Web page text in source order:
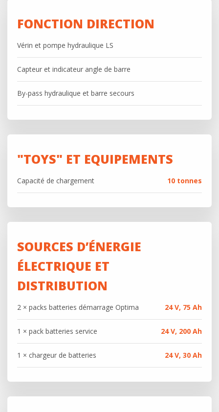
FONCTION DIRECTION
Vérin et pompe hydraulique LS
Capteur et indicateur angle de barre
By-pass hydraulique et barre secours
"TOYS" ET EQUIPEMENTS
Capacité de chargement 10 tonnes
SOURCES D’ÉNERGIE
ÉLECTRIQUE ET
DISTRIBUTION
2 × packs batteries démarrage Optima 24 V, 75 Ah
1 × pack batteries service 24 V, 200 Ah
1 × chargeur de batteries 24 V, 30 Ah